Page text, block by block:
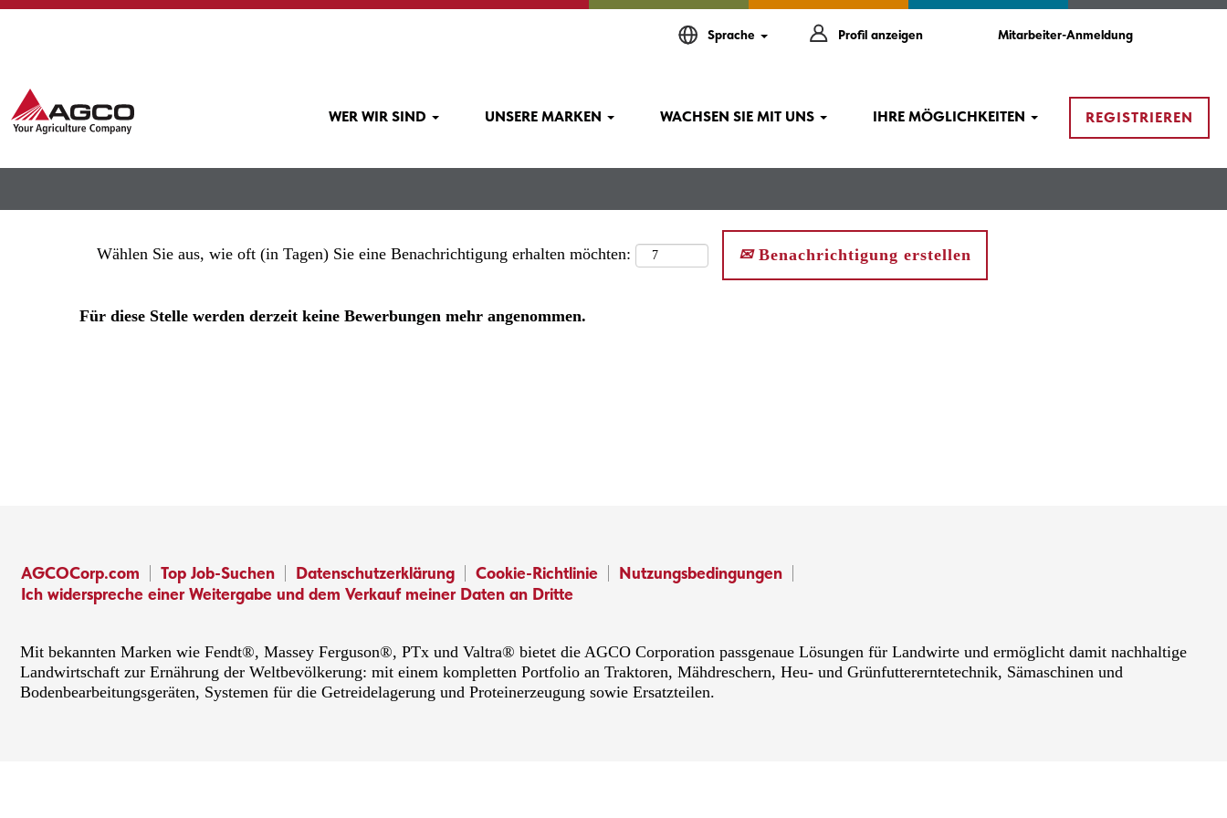
Sprache Profil anzeigen Mitarbeiter-Anmeldung
WER WIR SIND UNSERE MARKEN WACHSEN SIE MIT UNS IHRE MÖGLICHKEITEN REGISTRIEREN
Wählen Sie aus, wie oft (in Tagen) Sie eine Benachrichtigung erhalten möchten: Benachrichtigung erstellen
Für diese Stelle werden derzeit keine Bewerbungen mehr angenommen.
AGCOCorp.com Top Job-Suchen Datenschutzerklärung Cookie-Richtlinie
Nutzungsbedingungen
Ich widerspreche einer Weitergabe und dem Verkauf meiner Daten an Dritte
Mit bekannten Marken wie Fendt®, Massey Ferguson®, PTx und Valtra® bietet die AGCO Corporation passgenaue Lösungen für Landwirte und ermöglicht damit nachhaltige
Landwirtschaft zur Ernährung der Weltbevölkerung: mit einem kompletten Portfolio an Traktoren, Mähdreschern, Heu- und Grünfuttererntetechnik, Sämaschinen und
Bodenbearbeitungsgeräten, Systemen für die Getreidelagerung und Proteinerzeugung sowie Ersatzteilen.